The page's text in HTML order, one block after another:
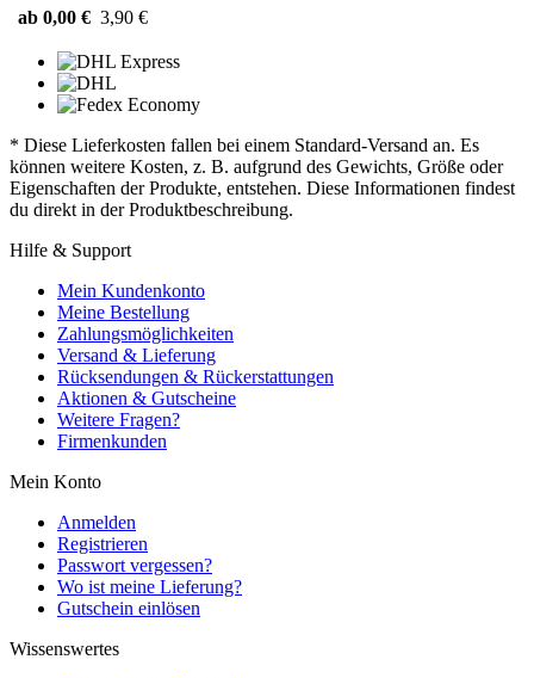
ab 0,00 € 3,90 €
* Diese Lieferkosten fallen bei einem Standard-Versand an. Es
können weitere Kosten, z. B. aufgrund des Gewichts, Größe oder
Eigenschaften der Produkte, entstehen. Diese Informationen findest
du direkt in der Produktbeschreibung.
Hilfe & Support
Mein Kundenkonto
Meine Bestellung
Zahlungsmöglichkeiten
Versand & Lieferung
Rücksendungen & Rückerstattungen
Aktionen & Gutscheine
Weitere Fragen?
Firmenkunden
Mein Konto
Anmelden
Registrieren
Passwort vergessen?
Wo ist meine Lieferung?
Gutschein einlösen
Wissenswertes